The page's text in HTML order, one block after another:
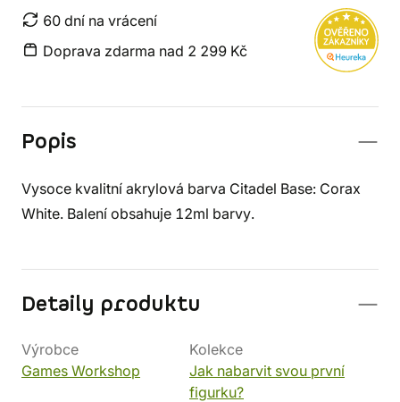
60 dní na vrácení
Doprava zdarma nad 2 299 Kč
Popis
Vysoce kvalitní akrylová barva Citadel Base: Corax
White. Balení obsahuje 12ml barvy.
Detaily produktu
Výrobce
Games Workshop
Kolekce
Jak nabarvit svou první
figurku?